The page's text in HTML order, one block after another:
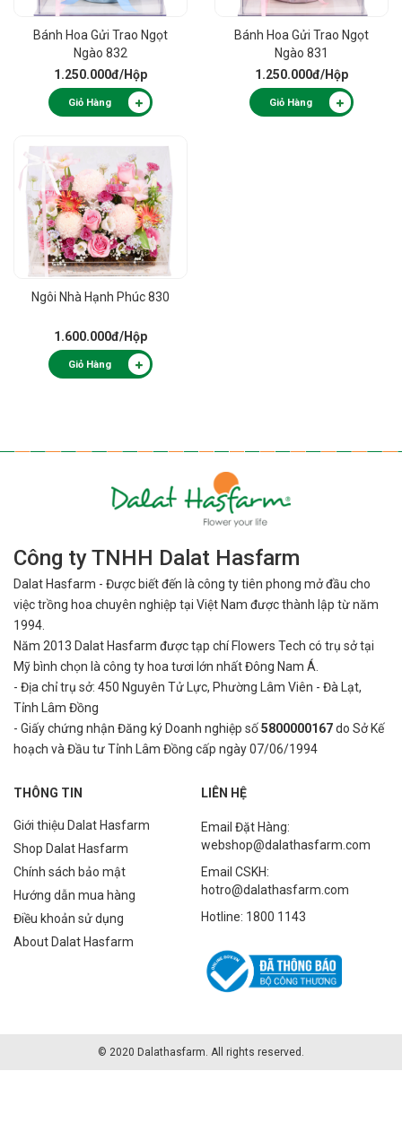
Bánh Hoa Gửi Trao Ngọt
Ngào 832
1.250.000đ/Hộp
Giỏ Hàng
Bánh Hoa Gửi Trao Ngọt
Ngào 831
1.250.000đ/Hộp
Giỏ Hàng
Ngôi Nhà Hạnh Phúc 830
1.600.000đ/Hộp
Giỏ Hàng
Công ty TNHH Dalat Hasfarm
Dalat Hasfarm - Được biết đến là công ty tiên phong mở đầu cho
việctrồng hoa chuyên nghiệp tại Việt Nam được thành lập từ năm
1994.
Năm 2013 Dalat Hasfarm được tạp chí Flowers Tech có trụ sở tại
Mỹ bình chọn là công ty hoa tươi lớn nhất Đông Nam Á.
- Địa chỉ trụ sở: 450 Nguyên Tử Lực, Phường Lâm Viên - Đà Lạt,
Tỉnh Lâm Đồng
- Giấy chứng nhận Đăng ký Doanh nghiệp số5800000167do Sở Kế
hoạch và Đầu tư Tỉnh Lâm Đồng cấp ngày 07/06/1994
THÔNG TIN
Giới thiệu Dalat Hasfarm
Shop Dalat Hasfarm
Chính sách bảo mật
Hướng dẫn mua hàng
Điều khoản sử dụng
About Dalat Hasfarm
LIÊN HỆ
Email Đặt Hàng:
webshop@dalathasfarm.com
Email CSKH:
hotro@dalathasfarm.com
Hotline: 1800 1143
© 2020 Dalathasfarm. All rights reserved.